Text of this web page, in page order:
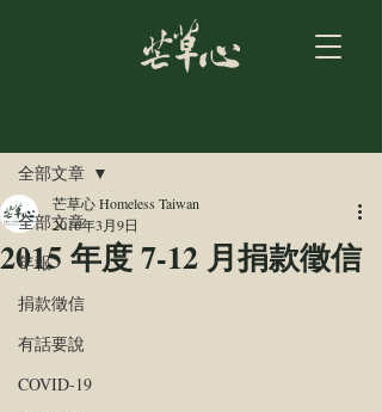
全部文章
年報
捐款徵信
有話要說
COVID-19
全部文章
2015 年度 7-12 月捐款徵信
芒草心 Homeless Taiwan
2016年3月9日